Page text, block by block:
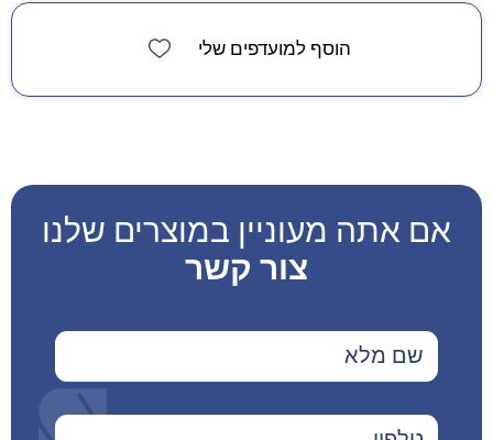
הוסף למועדפים שלי
אם אתה מעוניין במוצרים שלנו
צור קשר